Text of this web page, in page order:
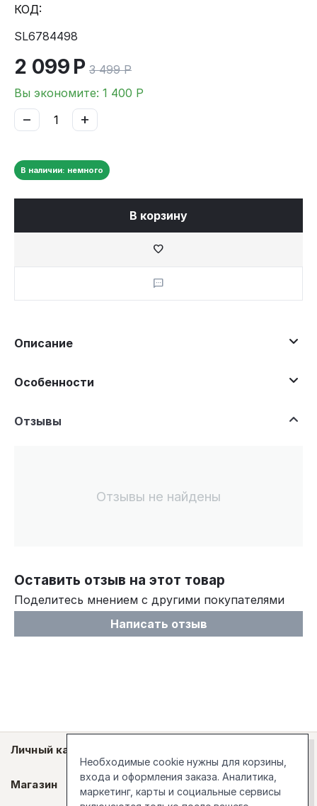
КОД:
SL6784498
2 099 Р 3 499 Р
Вы экономите: 1 400 Р
+
−
В наличии: немного
В корзину
Описание
Особенности
Отзывы
Отзывы не найдены
Оставить отзыв на этот товар
Поделитесь мнением с другими покупателями
Написать отзыв
Личный кабинет
Магазин
Необходимые cookie нужны для корзины,
входа и оформления заказа. Аналитика,
маркетинг, карты и социальные сервисы